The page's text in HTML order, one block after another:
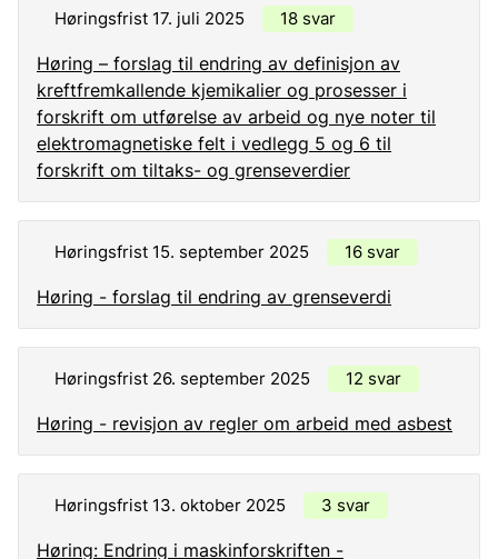
Høringsfrist 17. juli 2025 18 svar
Høring – forslag til endring av definisjon av
kreftfremkallende kjemikalier og prosesser i
forskrift om utførelse av arbeid og nye noter til
elektromagnetiske felt i vedlegg 5 og 6 til
forskrift om tiltaks- og grenseverdier
Høringsfrist 15. september 2025 16 svar
Høring - forslag til endring av grenseverdi
Høringsfrist 26. september 2025 12 svar
Høring - revisjon av regler om arbeid med asbest
Høringsfrist 13. oktober 2025 3 svar
Høring: Endring i maskinforskriften -